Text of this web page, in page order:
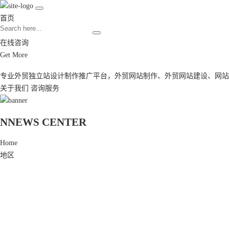
首页
在线咨询
Get More
专业外贸独立站设计制作推广平台， 外贸网站制作、 外贸网站建设、 网
关于我们
咨询服务
NNEWS CENTER
Home
地区